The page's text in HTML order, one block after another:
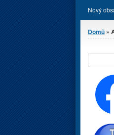
Nový
Jste
Domů »